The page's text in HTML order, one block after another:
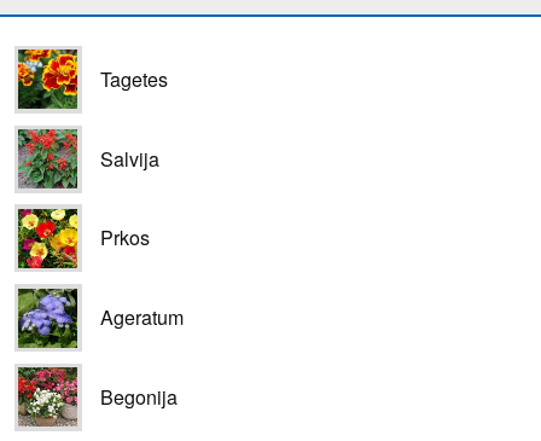
Tagetes
Salvija
Prkos
Ageratum
Begonija